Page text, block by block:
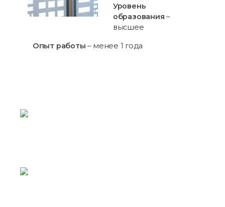
Уровень
образования –
высшее
Опыт работы – менее 1 года